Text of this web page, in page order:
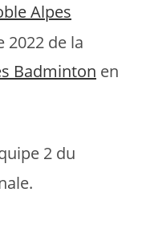
Alpes
2022 de la
Badminton en
2 du